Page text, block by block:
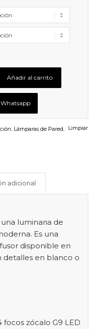
Limpiar
Añadir al carrito
Lámparas de Pared
adicional
luminaria de
Es una
disponible en
en blanco o
focos zócalo G9 LED